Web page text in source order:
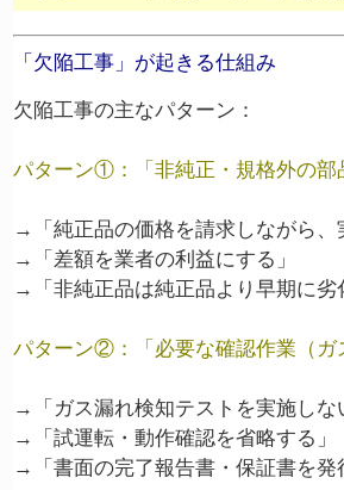
「欠陥工事」が起きる仕組み
欠陥工事の主なパターン：
パターン①：「非純正・規格外の部
→「純正品の価格を請求しながら
→「差額を業者の利益にする」
→「非純正品は純正品より早期に
パターン②：「必要な確認作業（ガ
→「ガス漏れ検知テストを実施しな
→「試運転・動作確認を省略する」
→「書面の完了報告書・保証書を発